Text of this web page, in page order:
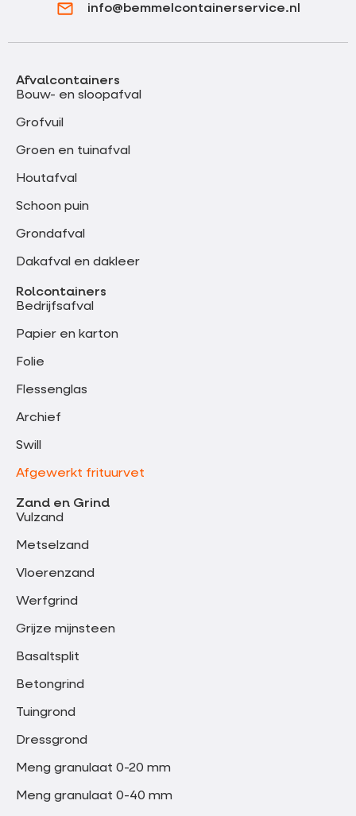
info@bemmelcontainerservice.nl
Afvalcontainers
Bouw- en sloopafval
Grofvuil
Groen en tuinafval
Houtafval
Schoon puin
Grondafval
Dakafval en dakleer
Rolcontainers
Bedrijfsafval
Papier en karton
Folie
Flessenglas
Archief
Swill
Afgewerkt frituurvet
Zand en Grind
Vulzand
Metselzand
Vloerenzand
Werfgrind
Grijze mijnsteen
Basaltsplit
Betongrind
Tuingrond
Dressgrond
Meng granulaat 0-20 mm
Meng granulaat 0-40 mm